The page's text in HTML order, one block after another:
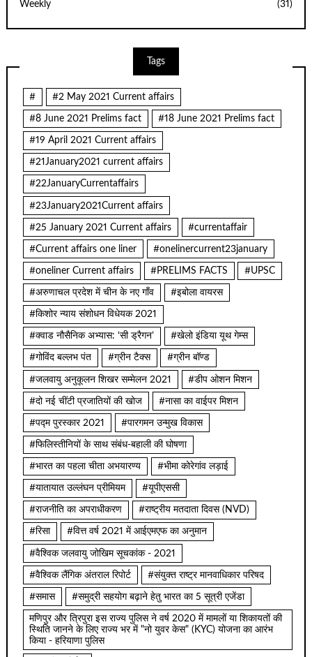
Weekly (31)
Tags
# #2 May 2021 Current affairs
#8 June 2021 Prelims fact #18 June 2021 Prelims fact
#19 April 2021 Current affairs
#21January2021 current affairs
#22JanuaryCurrentaffairs
#23January2021Current affairs
#25 January 2021 Current affairs #currentaffair
#Current affairs one liner #onelinercurrent23january
#oneliner Current affairs #PRELIMS FACTS #UPSC
#अरुणाचल प्रदेश में चीन के नए गाँव #इबोला वायरस
#किशोर न्याय संशोधन विधेयक 2021
#क्वाड नौसैनिक अभ्यास: ‘सी ड्रैगन’ #खेलो इंडिया यूथ गेम्स
#गोविंद बल्लभ पंत #ग्रीन टैक्स #ग्रीन बॉण्ड
#जलवायु अनुकूलन शिखर सम्मेलन 2021 #डीप ओशन मिशन
#दो नई चींटी प्रजातियों की खोज #नासा का वाईपर मिशन
#पद्म पुरस्कार 2021 #पारगमन उन्मुख विकास
#फिलिस्तीनियों के साथ संबंध-बहाली की घोषणा
#भारत का पहला चीता अभयारण्य #भीमा कोरेगांव लड़ाई
#यातायात उल्लंघन प्रीमियम #यूपीएससी
#राजनीति का अपराधीकरण #राष्ट्रीय मतदाता दिवस (NVD)
#रिसा #वित्त वर्ष 2021 में आईएमएफ का अनुमान
#वैश्विक जलवायु जोखिम सूचकांक - 2021
#वैश्विक लैंगिक अंतराल रिपोर्ट #संयुक्त राष्ट्र मानवाधिकार परिषद
#समास #समुद्री सहयोग बढ़ाने हेतु भारत का 5 सूत्री एजेंडा
मणिपुर और त्रिपुरा इस राज्य पुलिस ने वर्ष 2020 में मामलों या शिकायतों की
स्थिति जानने के लिए राज्य भर में "नो युवर केस" (KYC) योजना का आरंभ
किया - हरियाणा पुलिस